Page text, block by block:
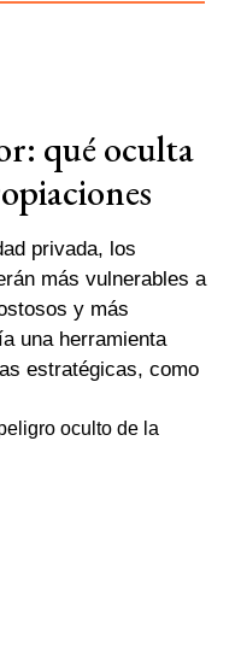
qué oculta
privada, los
más vulnerables a
y más
una herramienta
estratégicas, como